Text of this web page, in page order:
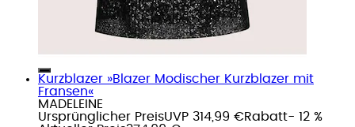
Kurzblazer »Blazer Modischer Kurzblazer mit
Fransen«
MADELEINE
Ursprünglicher PreisUVP 314,99 €Rabatt- 12 %